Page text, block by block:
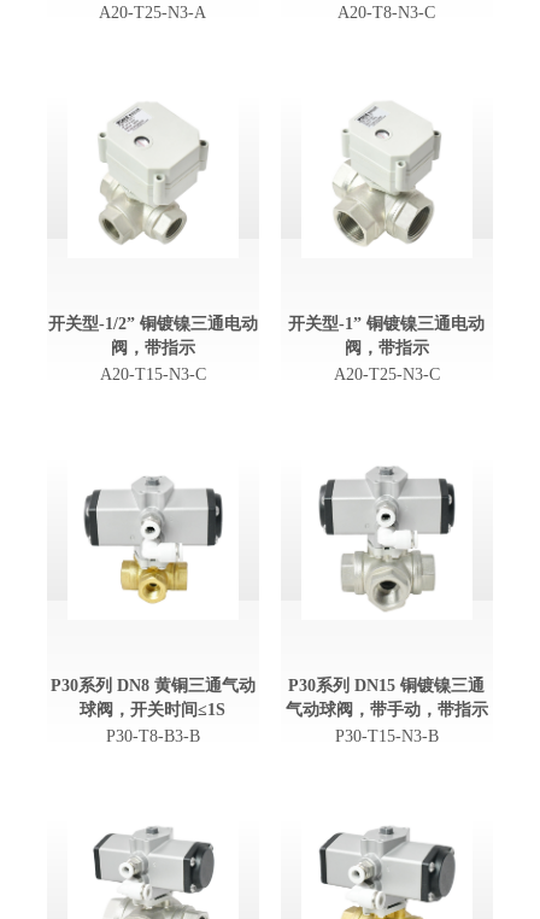
A20-T25-N3-A A20-T8-N3-C
开关型-1/2” 铜镀镍三通电动
阀，带指示
A20-T15-N3-C
开关型-1” 铜镀镍三通电动
阀，带指示
A20-T25-N3-C
P30系列 DN8 黄铜三通气动
球阀，开关时间≤1S
P30-T8-B3-B
P30系列 DN15 铜镀镍三通
气动球阀，带手动，带指示
P30-T15-N3-B